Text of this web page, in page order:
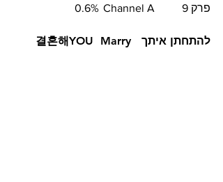
פרק 9	Channel A 	0.6%
להתחתן איתך  결혼해YOU  Marry